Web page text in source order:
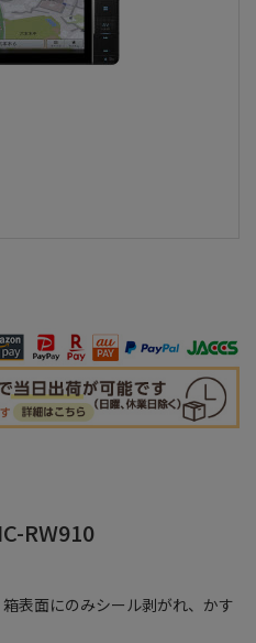
表面にのみシール剥がれ、かす
RW910